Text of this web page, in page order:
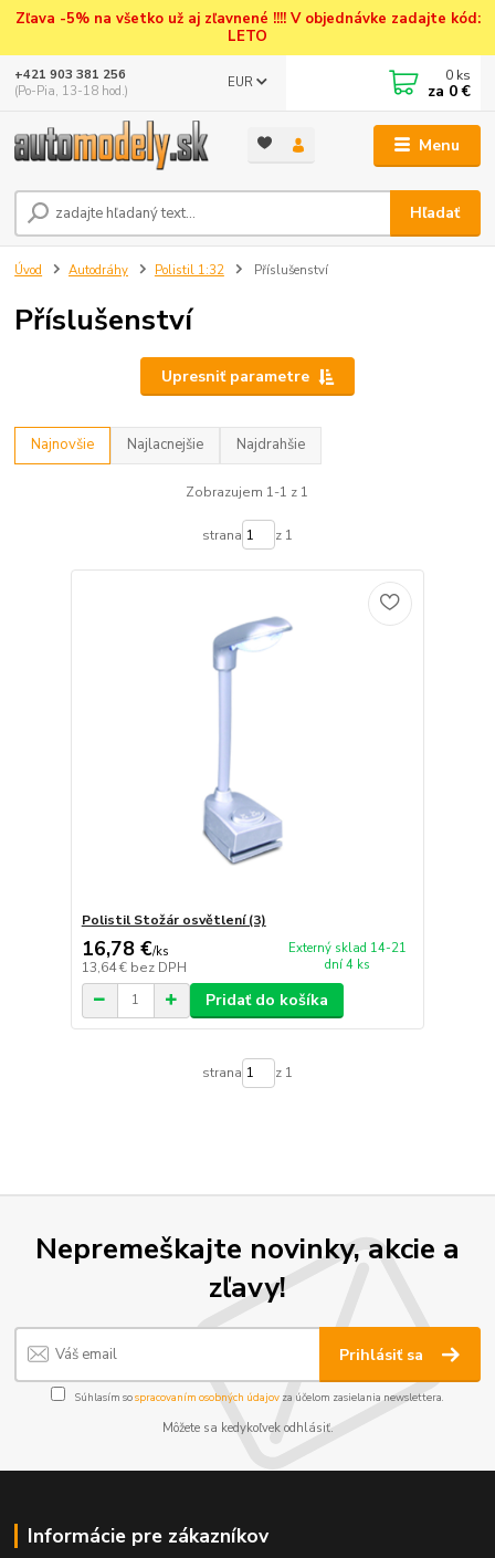
Zľava -5% na všetko už aj zľavnené !!!! V objednávke zadajte kód:
LETO
Menu
EUR
Hľadať
+421 903 381 256
(Po-Pia, 13-18 hod.)
0 ks
za 0 €
Úvod Autodráhy Polistil 1:32 Příslušenství
Příslušenství
Upresniť parametre
Najnovšie Najlacnejšie Najdrahšie
Zobrazujem 1-1 z 1
strana z 1
Polistil Stožár osvětlení (3)
16,78 €/ks
13,64 € bez DPH
Externý sklad 14-21
dní 4 ks
Pridať do košíka
strana z 1
Nepremeškajte novinky, akcie a
zľavy!
Prihlásiť sa
Súhlasím sospracovaním osobných údajov za účelom zasielania newslettera.
Môžete sa kedykoľvek odhlásiť.
Informácie pre zákazníkov